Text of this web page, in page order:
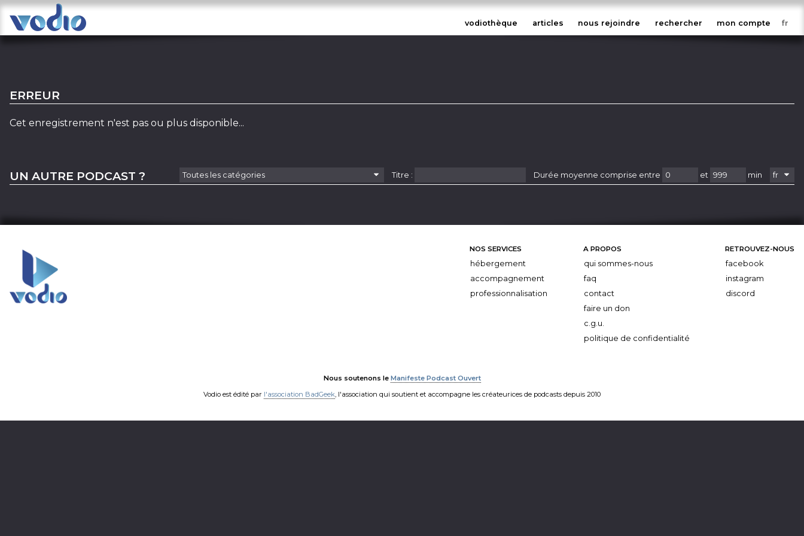
vodiothèque articles nous rejoindre rechercher mon compte
ERREUR
Cet enregistrement n'est pas ou plus disponible...
UN AUTRE PODCAST ? Titre : Durée moyenne comprise entre et min
NOS SERVICES
hébergement
accompagnement
professionnalisation
A PROPOS
qui sommes-nous
faq
contact
faire un don
c.g.u.
politique de confidentialité
RETROUVEZ-NOUS
facebook
instagram
discord
Nous soutenons le Manifeste Podcast Ouvert
Vodio est édité par l'association BadGeek, l'association qui soutient et accompagne les créateurices de podcasts depuis 2010